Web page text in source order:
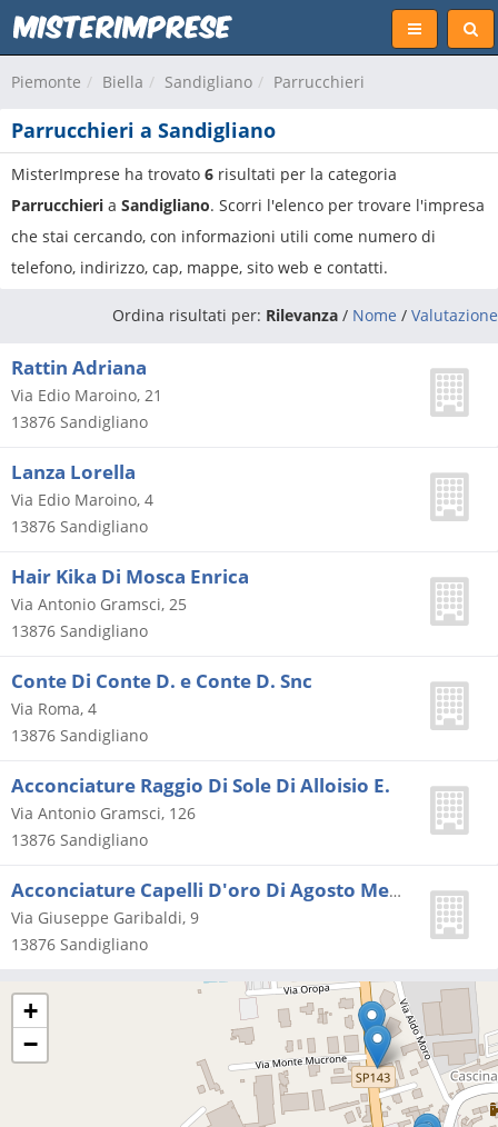
Piemonte Biella Sandigliano Parrucchieri
Parrucchieri a Sandigliano
MisterImprese ha trovato 6 risultati per la categoria
Parrucchieri a Sandigliano. Scorri l'elenco per trovare l'impresa
che stai cercando, con informazioni utili come numero di
telefono, indirizzo, cap, mappe, sito web e contatti.
Ordina risultati per: Rilevanza / Nome / Valutazione
Rattin Adriana
Via Edio Maroino, 21
13876 Sandigliano
Lanza Lorella
Via Edio Maroino, 4
13876 Sandigliano
Hair Kika Di Mosca Enrica
Via Antonio Gramsci, 25
13876 Sandigliano
Conte Di Conte D. e Conte D. Snc
Via Roma, 4
13876 Sandigliano
Acconciature Raggio Di Sole Di Alloisio E.
Via Antonio Gramsci, 126
13876 Sandigliano
Acconciature Capelli D'oro Di Agosto Meris
Via Giuseppe Garibaldi, 9
13876 Sandigliano
+
−